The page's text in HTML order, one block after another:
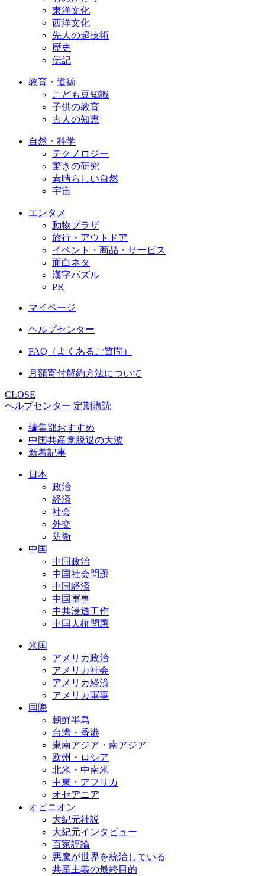
東洋文化
西洋文化
先人の超技術
歴史
伝記
教育・道徳
こども豆知識
子供の教育
古人の知恵
自然・科学
テクノロジー
驚きの研究
素晴らしい自然
宇宙
エンタメ
動物プラザ
旅行・アウトドア
イベント・商品・サービス
面白ネタ
漢字パズル
PR
マイページ
ヘルプセンター
FAQ（よくあるご質問）
月額寄付解約方法について
CLOSE
ヘルプセンター 定期購読
編集部おすすめ
中国共産党脱退の大波
新着記事
日本
政治
経済
社会
外交
防衛
中国
中国政治
中国社会問題
中国経済
中国軍事
中共浸透工作
中国人権問題
米国
アメリカ政治
アメリカ社会
アメリカ経済
アメリカ軍事
国際
朝鮮半島
台湾・香港
東南アジア・南アジア
欧州・ロシア
北米・中南米
中東・アフリカ
オセアニア
オピニオン
大紀元社説
大紀元インタビュー
百家評論
悪魔が世界を統治している
共産主義の最終目的